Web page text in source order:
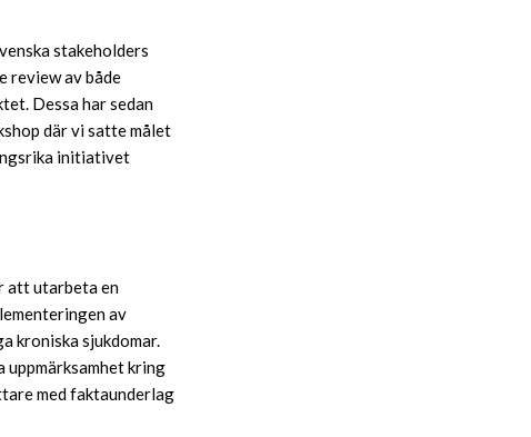
stakeholders
review av både
Dessa har sedan
där vi satte målet
initiativet
att utarbeta en
av
kroniska sjukdomar.
kring
med faktaunderlag